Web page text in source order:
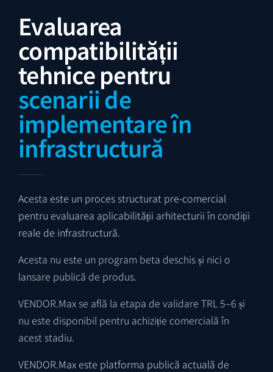
Evaluarea
compatibilității
tehnice pentru
scenarii de
implementare în
infrastructură
Acesta este un proces structurat pre-comercial
pentru evaluarea aplicabilității arhitecturii în condiții
reale de infrastructură.
Acesta nu este un program beta deschis și nici o
lansare publică de produs.
VENDOR.Max se află la etapa de validare TRL 5–6 și
nu este disponibil pentru achiziție comercială în
acest stadiu.
VENDOR.Max este platforma publică actuală de